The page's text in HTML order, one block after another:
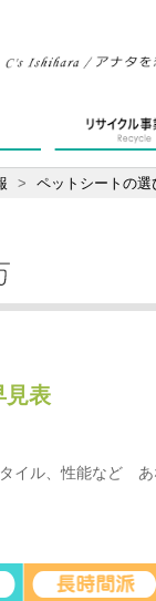
> ペットシートの選
見表
イル、性能など